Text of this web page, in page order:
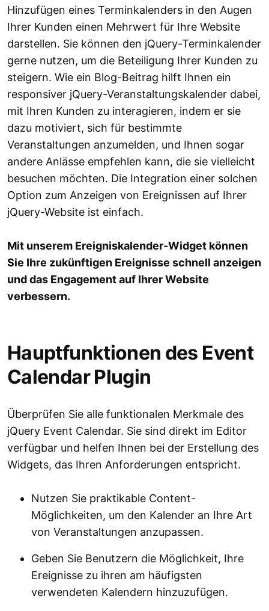
Hinzufügen eines Terminkalenders in den Augen
Ihrer Kunden einen Mehrwert für Ihre Website
darstellen. Sie können den jQuery-Terminkalender
gerne nutzen, um die Beteiligung Ihrer Kunden zu
steigern. Wie ein Blog-Beitrag hilft Ihnen ein
responsiver jQuery-Veranstaltungskalender dabei,
mit Ihren Kunden zu interagieren, indem er sie
dazu motiviert, sich für bestimmte
Veranstaltungen anzumelden, und Ihnen sogar
andere Anlässe empfehlen kann, die sie vielleicht
besuchen möchten. Die Integration einer solchen
Option zum Anzeigen von Ereignissen auf Ihrer
jQuery-Website ist einfach.
Mit unserem Ereigniskalender-Widget können
Sie Ihre zukünftigen Ereignisse schnell anzeigen
und das Engagement auf Ihrer Website
verbessern.
Hauptfunktionen des Event
Calendar Plugin
Überprüfen Sie alle funktionalen Merkmale des
jQuery Event Calendar. Sie sind direkt im Editor
verfügbar und helfen Ihnen bei der Erstellung des
Widgets, das Ihren Anforderungen entspricht.
Nutzen Sie praktikable Content-
Möglichkeiten, um den Kalender an Ihre Art
von Veranstaltungen anzupassen.
Geben Sie Benutzern die Möglichkeit, Ihre
Ereignisse zu ihren am häufigsten
verwendeten Kalendern hinzuzufügen.